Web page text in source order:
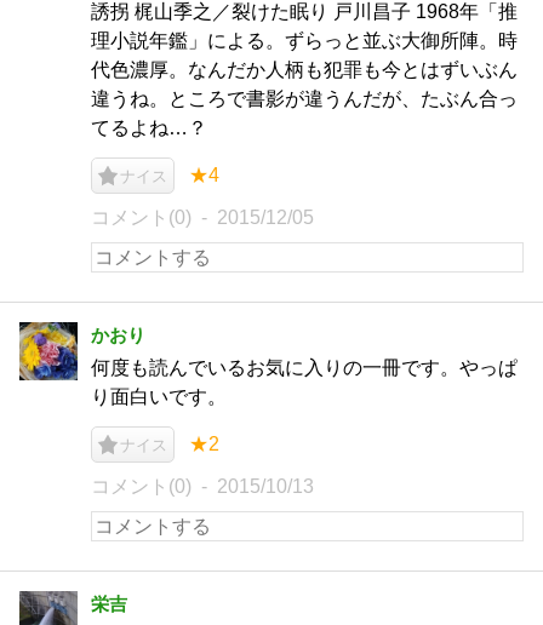
誘拐 梶山季之／裂けた眠り 戸川昌子 1968年「推
理小説年鑑」による。ずらっと並ぶ大御所陣。時
代色濃厚。なんだか人柄も犯罪も今とはずいぶん
違うね。ところで書影が違うんだが、たぶん合っ
てるよね…？
ナイス ★4
コメント(0) 2015/12/05
かおり
何度も読んでいるお気に入りの一冊です。やっぱ
り面白いです。
ナイス ★2
コメント(0) 2015/10/13
栄吉